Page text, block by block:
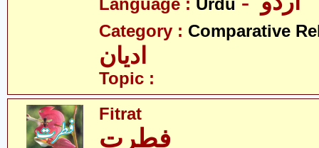
Language : Urdu
Category : Comparative
ادیان
Topic :
Fitrat